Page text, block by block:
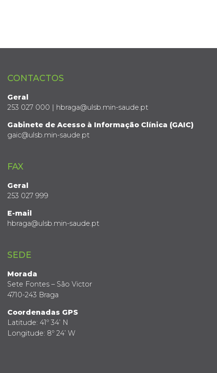
CONTACTOS
Geral
253 027 000 | hbraga@ulsb.min-saude.pt
Gabinete de Acesso à Informação Clínica (GAIC)
gaic@ulsb.min-saude.pt
FAX
Geral
253 027 999
E-mail
hbraga@ulsb.min-saude.pt
SEDE
Morada
Sete Fontes – São Victor
4710-243 Braga
Coordenadas GPS
Latitude: 41º 34’ N
Longitude: 8º 24’ W